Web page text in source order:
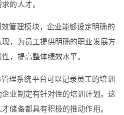
的人才。
管理模块，企业能够设定明确的
，为员工提供明确的职业发展方
，提高整体绩效水平。
理系统平台可以记录员工的培训
业制定有针对性的培训计划。这
储备都具有积极的推动作用。